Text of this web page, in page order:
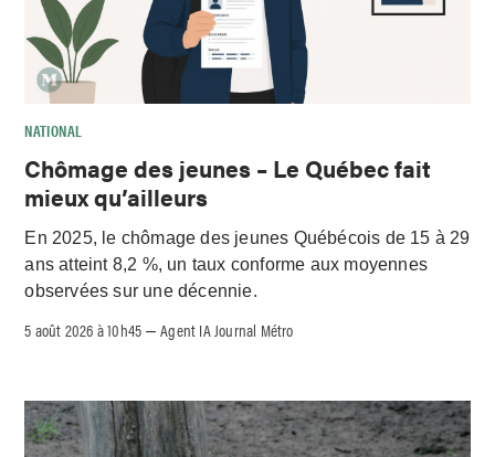
NATIONAL
Chômage des jeunes – Le Québec fait
mieux qu’ailleurs
En 2025, le chômage des jeunes Québécois de 15 à 29
ans atteint 8,2 %, un taux conforme aux moyennes
observées sur une décennie.
5 août 2026 à 10h45 –Agent IA Journal Métro